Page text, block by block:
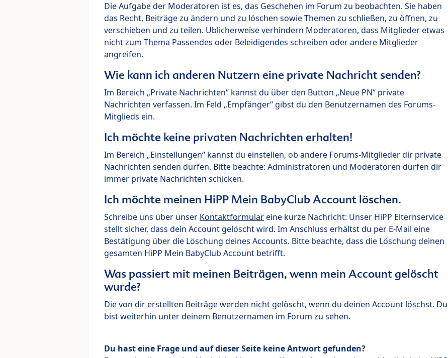
Die Aufgabe der Moderatoren ist es, das Geschehen im Forum zu beobachten. Sie haben
das Recht, Beiträge zu ändern und zu löschen sowie Themen zu schließen, zu öffnen, zu
verschieben und zu teilen. Üblicherweise verhindern Moderatoren, dass Mitglieder etwas
nicht zum Thema Passendes oder Beleidigendes schreiben oder andere Mitglieder
angreifen.
Wie kann ich anderen Nutzern eine private Nachricht senden?
Im Bereich „Private Nachrichten“ kannst du über den Button „Neue PN“ private
Nachrichten verfassen. Im Feld „Empfänger“ gibst du den Benutzernamen des Forums-
Mitglieds ein.
Ich möchte keine privaten Nachrichten erhalten!
Im Bereich „Einstellungen“ kannst du einstellen, ob andere Forums-Mitglieder dir private
Nachrichten senden dürfen. Bitte beachte: Administratoren und Moderatoren dürfen dir
immer private Nachrichten schicken.
Ich möchte meinen HiPP Mein BabyClub Account löschen.
Schreibe uns über unser Kontaktformulareine kurze Nachricht: Unser HiPP Elternservice
stellt sicher, dass dein Account gelöscht wird. Im Anschluss erhältst du per E-Mail eine
Bestätigung über die Löschung deines Accounts. Bitte beachte, dass die Löschung deinen
gesamten HiPP Mein BabyClub Account betrifft.
Was passiert mit meinen Beiträgen, wenn mein Account gelöscht
wurde?
Die von dir erstellten Beiträge werden nicht gelöscht, wenn du deinen Account löschst. Du
bist weiterhin unter deinem Benutzernamen im Forum zu sehen.
Du hast eine Frage und auf dieser Seite keine Antwort gefunden?